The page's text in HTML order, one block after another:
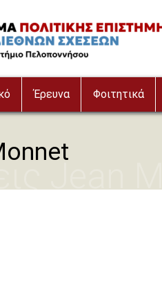
Έρευνα Φοιτητικά
Jean